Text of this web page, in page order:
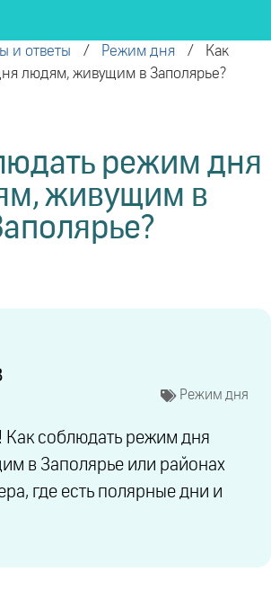
и ответы / Режим дня /
Как
людям, живущим в Заполярье?
режим дня
живущим в
Режим дня
Как соблюдать режим дня
в Заполярье или районах
где есть полярные дни и